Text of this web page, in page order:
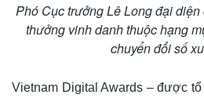
Phó Cục trưởng Lê Long đại
thưởng vinh danh thuộc hạng
chuyển đổi số
Vietnam Digital Awards – được